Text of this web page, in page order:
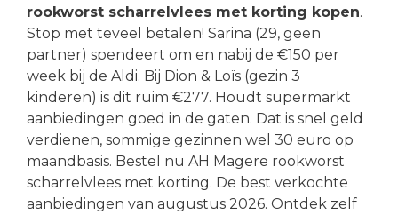
rookworst scharrelvlees met korting kopen.
Stop met teveel betalen! Sarina (29, geen
partner) spendeert om en nabij de €150 per
week bij de Aldi. Bij Dion & Loïs (gezin 3
kinderen) is dit ruim €277. Houdt supermarkt
aanbiedingen goed in de gaten. Dat is snel geld
verdienen, sommige gezinnen wel 30 euro op
maandbasis. Bestel nu AH Magere rookworst
scharrelvlees met korting. De best verkochte
aanbiedingen van augustus 2026. Ontdek zelf